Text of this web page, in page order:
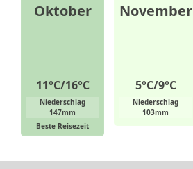
Oktober
11°C/16°C
Niederschlag
147mm
Beste Reisezeit
November
5°C/9°C
Niederschlag
103mm